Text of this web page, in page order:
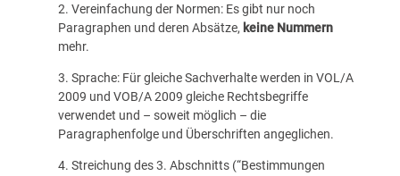
2. Vereinfachung der Normen: Es gibt nur noch
Paragraphen und deren Absätze, keine Nummern
mehr.
3. Sprache: Für gleiche Sachverhalte werden in VOL/A
2009 und VOB/A 2009 gleiche Rechtsbegriffe
verwendet und – soweit möglich – die
Paragraphenfolge und Überschriften angeglichen.
4. Streichung des 3. Abschnitts (“Bestimmungen